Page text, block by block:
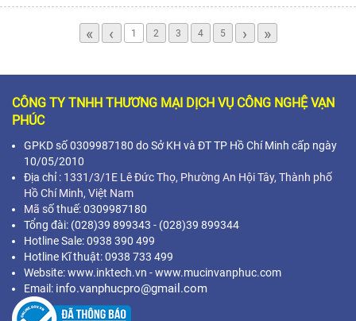
« ‹ 1 2 3 4 5 › »
CÔNG TY TNHH THƯƠNG MẠI DỊCH VỤ CÔNG NGHỆ VẠN
PHÚC
GPKD số 0309987180 do Sở KH và ĐT TP Hồ Chí Minh cấp ngày
10/05/2010
Địa chỉ : 1331/3/1E Lê Đức Thọ, Phường An Hội Tây, Thành phố
Hồ Chí Minh, Việt Nam
Mã số thuế: 0309987180
Tổng đài: (028)39 899343 - (028)39 899344
Hotline Sale: 0938 390 499
Hotline Kĩ thuật: 0938 733 499
Website: www.inktech.vn - www.mucinvanphuc.com
Email: info.vanphucpro@gmail.com